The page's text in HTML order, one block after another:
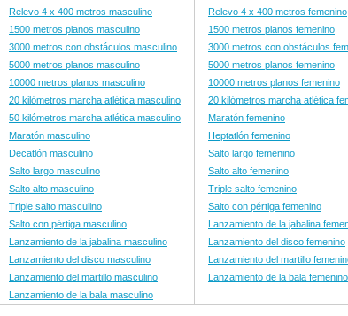
Relevo 4 x 400 metros masculino
1500 metros planos masculino
3000 metros con obstáculos masculino
5000 metros planos masculino
10000 metros planos masculino
20 kilómetros marcha atlética masculino
50 kilómetros marcha atlética masculino
Maratón masculino
Decatlón masculino
Salto largo masculino
Salto alto masculino
Triple salto masculino
Salto con pértiga masculino
Lanzamiento de la jabalina masculino
Lanzamiento del disco masculino
Lanzamiento del martillo masculino
Lanzamiento de la bala masculino
Relevo 4 x 400 metros femenino
1500 metros planos femenino
3000 metros con obstáculos
5000 metros planos femenino
10000 metros planos femenino
20 kilómetros marcha atlética
Maratón femenino
Heptatlón femenino
Salto largo femenino
Salto alto femenino
Triple salto femenino
Salto con pértiga femenino
Lanzamiento de la jabalina
Lanzamiento del disco femenino
Lanzamiento del martillo
Lanzamiento de la bala femenino